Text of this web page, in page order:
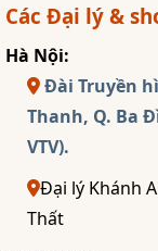
Các Đại lý &
Hà Nội:
Đài Truyền
Thanh, Q. Ba
VTV).
Đại lý Khánh
Thất